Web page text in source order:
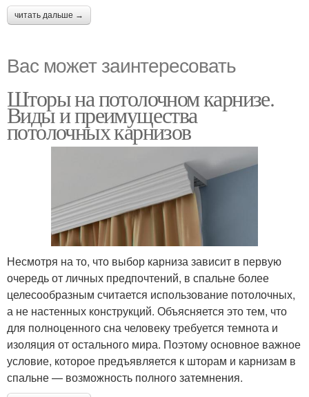
читать дальше →
Вас может заинтересовать
Шторы на потолочном карнизе.
Виды и преимущества
потолочных карнизов
Несмотря на то, что выбор карниза зависит в первую
очередь от личных предпочтений, в спальне более
целесообразным считается использование потолочных,
а не настенных конструкций. Объясняется это тем, что
для полноценного сна человеку требуется темнота и
изоляция от остального мира. Поэтому основное важное
условие, которое предъявляется к шторам и карнизам в
спальне — возможность полного затемнения.